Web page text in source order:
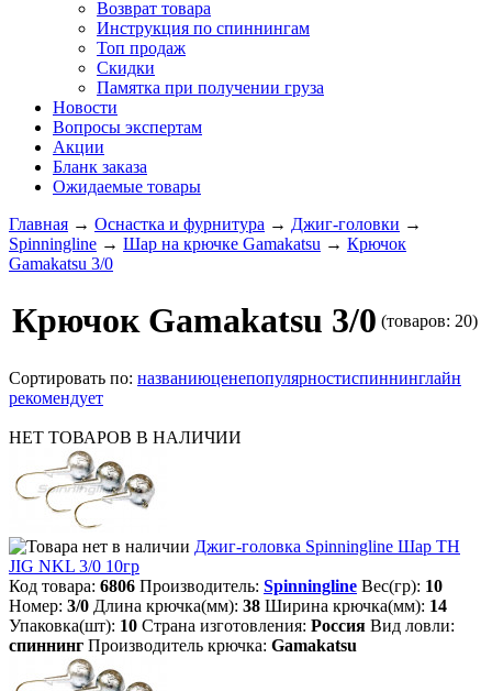
Возврат товара
Инструкция по спиннингам
Топ продаж
Скидки
Памятка при получении груза
Новости
Вопросы экспертам
Акции
Бланк заказа
Ожидаемые товары
Главная → Оснастка и фурнитура → Джиг-головки →
Spinningline → Шар на крючке Gamakatsu → Крючок
Gamakatsu 3/0
Крючок Gamakatsu 3/0 (товаров: 20)
Сортировать по: названиюценепопулярностиспиннинглайн
рекомендует
НЕТ ТОВАРОВ В НАЛИЧИИ
Джиг-головка Spinningline Шар TH
JIG NKL 3/0 10гр
Код товара: 6806 Производитель: Spinningline Вес(гр): 10
Номер: 3/0 Длина крючка(мм): 38 Ширина крючка(мм): 14
Упаковка(шт): 10 Страна изготовления: Россия Вид ловли:
спиннинг Производитель крючка: Gamakatsu